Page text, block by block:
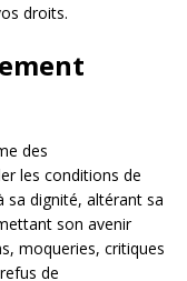
droits.
des
les conditions de
sa dignité, altérant sa
son avenir
moqueries, critiques
de